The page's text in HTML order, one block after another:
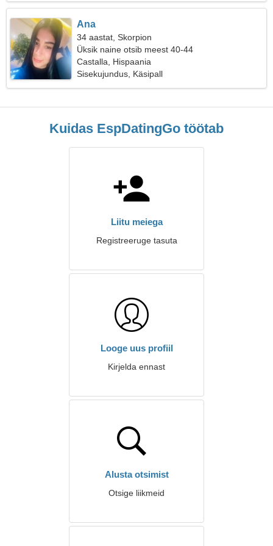
Ana
34 aastat, Skorpion
Üksik naine otsib meest 40-44
Castalla, Hispaania
Sisekujundus, Käsipall
Kuidas EspDatingGo töötab
Liitu meiega
Registreeruge tasuta
Looge uus profiil
Kirjelda ennast
Alusta otsimist
Otsige liikmeid